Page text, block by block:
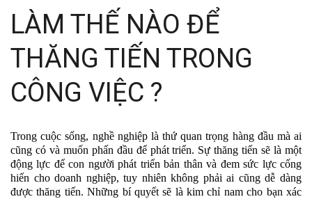
LÀM THẾ NÀO ĐỂ
THĂNG TIẾN TRONG
CÔNG VIỆC ?
Trong cuộc sống, nghề nghiệp là thứ quan trọng hàng đầu mà ai
cũng có và muốn phấn đầu để phát triển. Sự thăng tiến sẽ là một
động lực để con người phát triển bản thân và đem sức lực cống
hiến cho doanh nghiệp, tuy nhiên không phải ai cũng dễ dàng
được thăng tiến. Những bí quyết sẽ là kim chỉ nam cho bạn xác